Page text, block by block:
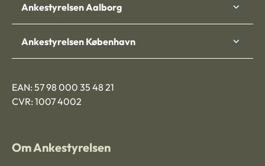
Ankestyrelsen Aalborg
Ankestyrelsen København
EAN: 57 98 000 35 48 21
CVR: 1007 4002
Om Ankestyrelsen